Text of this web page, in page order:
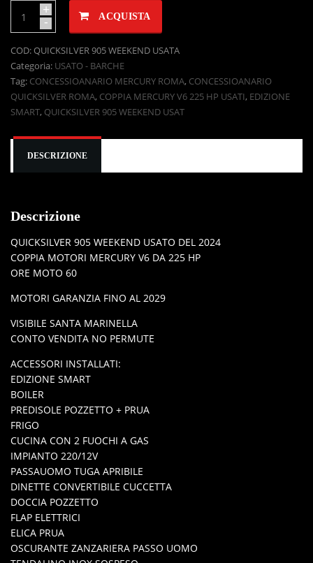
+
- ACQUISTA
COD:QUICKSILVER 905 WEEKEND USATA
Categoria: USATO - BARCHE
Tag: CONCESSIOANARIO MERCURY ROMA, CONCESSIOANARIO
QUICKSILVER ROMA, COPPIA MERCURY V6 225 HP USATI, EDIZIONE
SMART, QUICKSILVER 905 WEEKEND USAT
DESCRIZIONE
Descrizione
QUICKSILVER 905 WEEKEND USATO DEL 2024
COPPIA MOTORI MERCURY V6 DA 225 HP
ORE MOTO 60
MOTORI GARANZIA FINO AL 2029
VISIBILE SANTA MARINELLA
CONTO VENDITA NO PERMUTE
ACCESSORI INSTALLATI:
EDIZIONE SMART
BOILER
PREDISOLE POZZETTO + PRUA
FRIGO
CUCINA CON 2 FUOCHI A GAS
IMPIANTO 220/12V
PASSAUOMO TUGA APRIBILE
DINETTE CONVERTIBILE CUCCETTA
DOCCIA POZZETTO
FLAP ELETTRICI
ELICA PRUA
OSCURANTE ZANZARIERA PASSO UOMO